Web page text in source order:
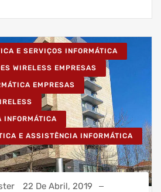
E SERVIÇOS INFORMÁTICA
WIRELESS EMPRESAS
EMPRESAS
INFORMÁTICA
E ASSISTÊNCIA INFORMÁTICA
22 De Abril, 2019